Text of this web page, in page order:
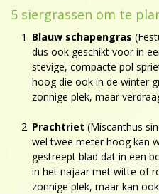
5 siergrassen om te
Blauw schapengras
dus ook geschikt voor in
stevige, compacte pol
hoog die ook in de winter
zonnige plek, maar
Prachtriet (Miscanthus
wel twee meter hoog kan
gestreept blad dat in een
in het najaar met witte of
zonnige plek, maar kan